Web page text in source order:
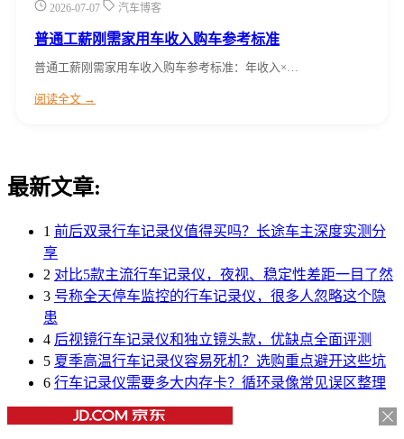
2026-07-07 汽车博客
普通工薪刚需家用车收入购车参考标准
普通工薪刚需家用车收入购车参考标准：年收入×…
阅读全文 →
最新文章:
1 前后双录行车记录仪值得买吗？长途车主深度实测分
享
2 对比5款主流行车记录仪，夜视、稳定性差距一目了然
3 号称全天停车监控的行车记录仪，很多人忽略这个隐
患
4 后视镜行车记录仪和独立镜头款，优缺点全面评测
5 夏季高温行车记录仪容易死机？选购重点避开这些坑
6 行车记录仪需要多大内存卡？循环录像常见误区整理